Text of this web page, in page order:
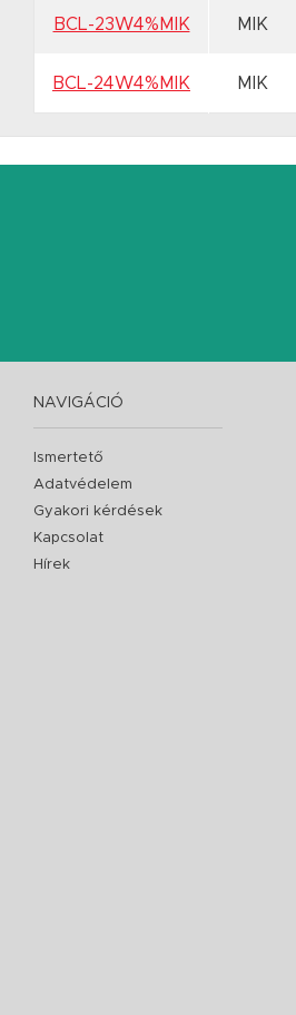
BCL-23W4%MIK MIK
BCL-24W4%MIK MIK
NAVIGÁCIÓ
Ismertető
Adatvédelem
Gyakori kérdések
Kapcsolat
Hírek